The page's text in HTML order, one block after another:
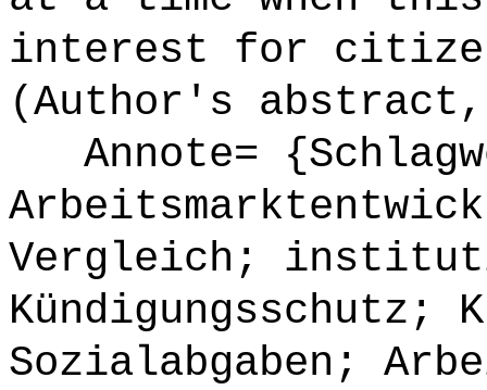
interest for
(Author's
Annote=
Vergleich;
Kündigungsschutz;
Sozialabgaben;